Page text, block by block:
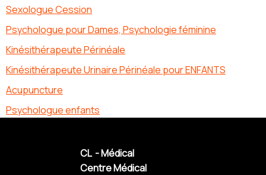
Sexologue Cession
Psychologue pour Dames, Psychologie féminine
Kinésithérapeute Périnéale
Kinésithérapeute Urinaire Périnéale pour ENFANTS
Acupuncture
Psychologue enfants
CL - Médical
Centre Médical